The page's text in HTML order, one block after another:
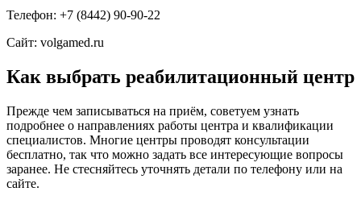
Телефон: +7 (8442) 90-90-22
Сайт: volgamed.ru
Как выбрать реабилитационный центр
Прежде чем записываться на приём, советуем узнать
подробнее о направлениях работы центра и квалификации
специалистов. Многие центры проводят консультации
бесплатно, так что можно задать все интересующие вопросы
заранее. Не стесняйтесь уточнять детали по телефону или на
сайте.